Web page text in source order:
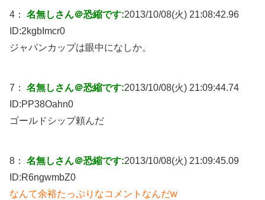
4： 名無しさん＠恐縮です:2013/10/08(火) 21:08:42.96
ID:2kgbImcr0
ジャパンカップは眼中になしか。
7： 名無しさん＠恐縮です:2013/10/08(火) 21:09:44.74
ID:PP38Oahn0
ゴールドシップ頼んだ
8： 名無しさん＠恐縮です:2013/10/08(火) 21:09:45.09
ID:R6ngwmbZ0
なんて余裕たっぷりなコメントなんだw